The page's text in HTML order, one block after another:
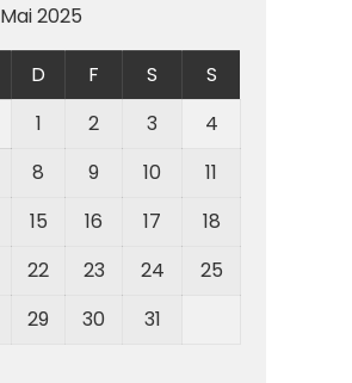
Mai 2025
D F S
S
1
2 3
4
8 9 10
11
15 16 17
18
22 23 24
25
29 30 31